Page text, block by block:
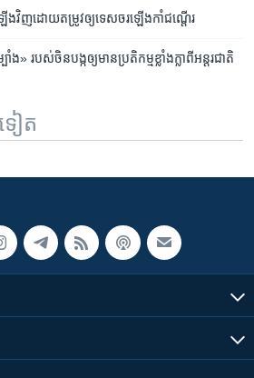
ង​វិញ​ដោយ​តម្រូវ​ឲ្យ​ទេសចរ​ឡើង​កាំ​ជណ្តើរ
» របស់​ចិន​បង្ក​ឲ្យ​មាន​ប្រតិកម្ម​ខ្លាំងក្លា​ពី​អន្តរជាតិ
ៀត